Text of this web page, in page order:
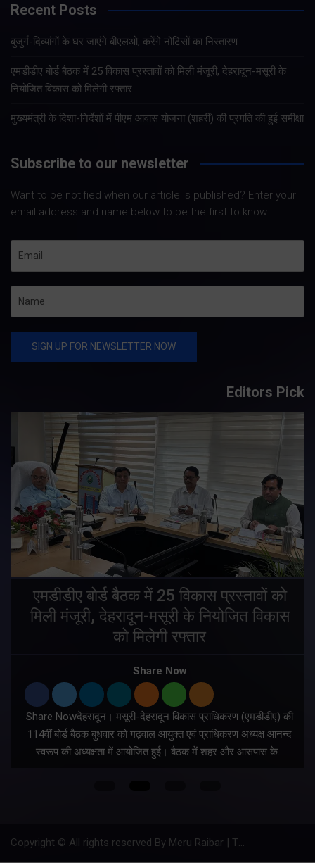
Recent Posts
बुजुर्ग-दिव्यांगों के घर जाएंगे बीएलओ, करेंगे नोटिसों का निस्तारण
एमडीडीए बोर्ड बैठक में 25 विकास प्रस्तावों को मिली मंजूरी, देहरादून-मसूरी के
नियोजित विकास को मिलेगी रफ्तार
मुख्यमंत्री के दिशा-निर्देशों में पीएम आवास योजना (शहरी) की प्रगति की हुई समीक्षा
Subscribe to our newsletter
Want to be notified when our article is published? Enter your
email address and name below to be the first to know.
Editors Pick
एमडीडीए बोर्ड बैठक में 25 विकास प्रस्तावों को
मिली मंजूरी, देहरादून-मसूरी के नियोजित विकास
को मिलेगी रफ्तार
Share Now
Share Nowदेहरादून। मसूरी-देहरादून विकास प्राधिकरण (एमडीडीए) की
114वीं बोर्ड बैठक बुधवार को गढ़वाल आयुक्त एवं प्राधिकरण अध्यक्ष आनन्द
स्वरूप की अध्यक्षता में आयोजित हुई। बैठक में शहर और आसपास के…
Copyright © All rights reserved By Meru Raibar | Theme by